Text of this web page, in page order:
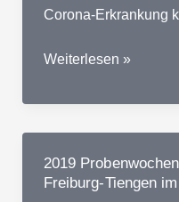
Corona-Erkrankung
2022
Tuniberghaus
Tiengen
Weiterlesen »
2019
Freiburg-Tiengen